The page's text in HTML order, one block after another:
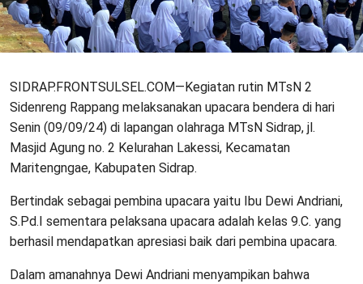
SIDRAP.FRONTSULSEL.COM—Kegiatan rutin MTsN 2
Sidenreng Rappang melaksanakan upacara bendera di hari
Senin (09/09/24) di lapangan olahraga MTsN Sidrap, jl.
Masjid Agung no. 2 Kelurahan Lakessi, Kecamatan
Maritengngae, Kabupaten Sidrap.
Bertindak sebagai pembina upacara yaitu Ibu Dewi Andriani,
S.Pd.I sementara pelaksana upacara adalah kelas 9.C. yang
berhasil mendapatkan apresiasi baik dari pembina upacara.
Dalam amanahnya Dewi Andriani menyampikan bahwa